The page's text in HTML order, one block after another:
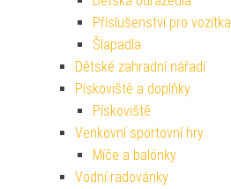
Příslušenství pro vozítka
Šlapadla
Dětské zahradní nářadí
Pískoviště a doplňky
Pískoviště
Venkovní sportovní hry
Míče a balónky
Vodní radovánky